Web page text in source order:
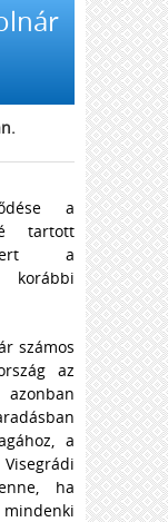
a
tartott
a
számos
az
a
ha
mindenki